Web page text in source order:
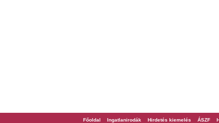
Főoldal Ingatlanirodák Hirdetés kiemelés ÁSZF